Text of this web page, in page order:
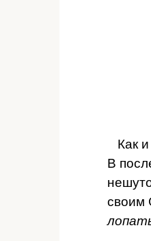
Как
В
своим